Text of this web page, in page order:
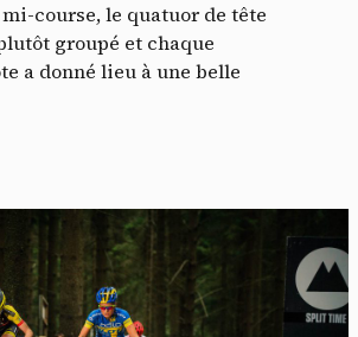
mi-course, le quatuor de tête
groupé et chaque
a donné lieu à une belle